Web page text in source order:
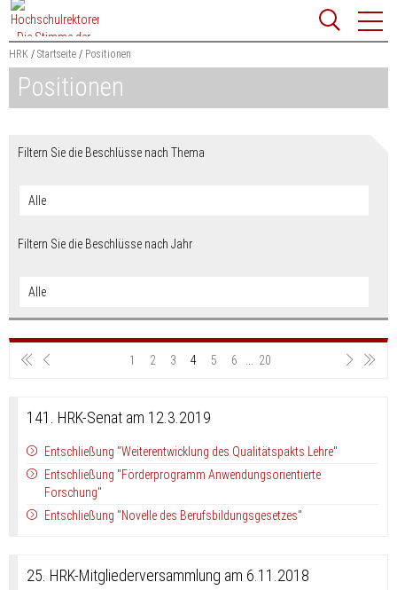
Zum
Content
springen
Suchbegriff
Suchen
HRK Startseite Positionen
Positionen
Filtern Sie die Beschlüsse nach Thema
Filtern Sie die Beschlüsse nach Jahr
1 2 3 4 5 6 20
141. HRK-Senat am 12.3.2019
Entschließung "Weiterentwicklung des Qualitätspakts Lehre"
Entschließung "Förderprogramm Anwendungsorientierte
Forschung"
Entschließung "Novelle des Berufsbildungsgesetzes"
25. HRK-Mitgliederversammlung am 6.11.2018